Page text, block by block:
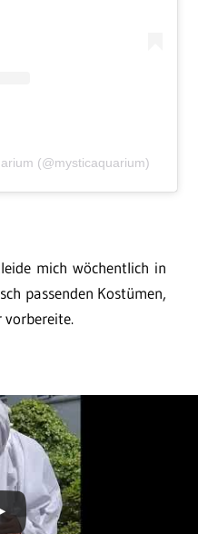
(@mysticaquarium)
mich wöchentlich in
passenden Kostümen,
vorbereite.